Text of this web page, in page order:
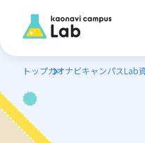
トップカオナビキャンパスLab